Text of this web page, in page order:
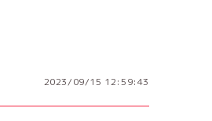
2023/09/15 12:59:43